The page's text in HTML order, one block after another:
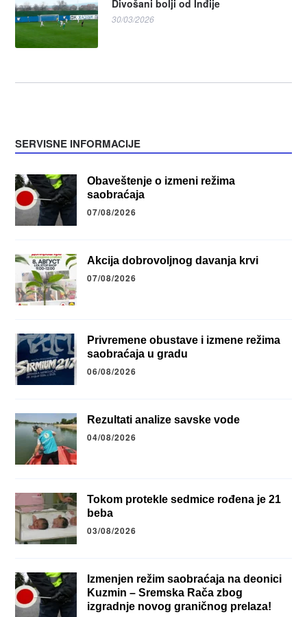
Divošani bolji od Inđije
30/03/2026
SERVISNE INFORMACIJE
Obaveštenje o izmeni režima
saobraćaja
07/08/2026
Akcija dobrovoljnog davanja krvi
07/08/2026
Privremene obustave i izmene režima
saobraćaja u gradu
06/08/2026
Rezultati analize savske vode
04/08/2026
Tokom protekle sedmice rođena je 21
beba
03/08/2026
Izmenjen režim saobraćaja na deonici
Kuzmin – Sremska Rača zbog
izgradnje novog graničnog prelaza!